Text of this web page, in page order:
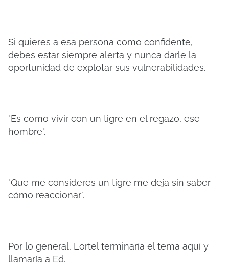
Si quieres a esa persona como confidente,
debes estar siempre alerta y nunca darle la
oportunidad de explotar sus vulnerabilidades.
"Es como vivir con un tigre en el regazo, ese
hombre".
"Que me consideres un tigre me deja sin saber
cómo reaccionar".
Por lo general, Lortel terminaría el tema aquí y
llamaría a Ed.